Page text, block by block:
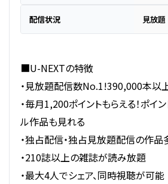
配信状況 見放題
■U-NEXTの特徴
・見放題配信数No.1!390,000本以
・毎月1,200ポイントもらえる！ポイ
ル作品も見れる
・独占配信・独占見放題配信の作品
・210誌以上の雑誌が読み放題
・最大4人でシェア、同時視聴が可能